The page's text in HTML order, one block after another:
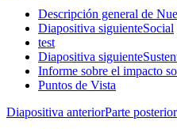
Descripción general de
Diapositiva siguienteSocial
test
Diapositiva siguiente
Informe sobre el impacto
Puntos de Vista
Diapositiva anteriorParte posterior